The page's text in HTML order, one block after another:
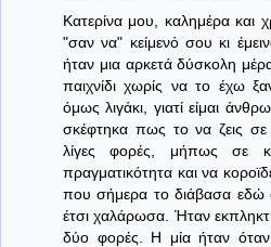
Κατερίνα μου, καλημέρα και
"σαν να" κείμενό σου κι
ήταν μια αρκετά δύσκολη
παιχνίδι χωρίς να το έχω
όμως λιγάκι, γιατί είμαι
σκέφτηκα πως το να ζεις
λίγες φορές, μήπως σε
πραγματικότητα και να
που σήμερα το διάβασα εδώ
έτσι χαλάρωσα. Ήταν
δύο φορές. Η μία ήταν